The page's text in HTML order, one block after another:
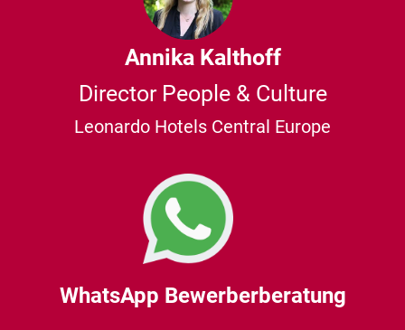
Annika Kalthoff
Director People & Culture
Leonardo Hotels Central Europe
WhatsApp Bewerberberatung